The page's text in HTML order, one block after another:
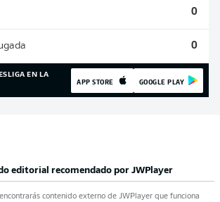
0
0
EN LA
APP STORE GOOGLE PLAY
editorial recomendado por JWPlayer
contenido externo de JWPlayerque funciona